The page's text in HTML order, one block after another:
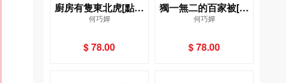
廚房有隻東北虎[點點
故鄉情系列]
何巧嬋
$ 78.00
獨一無二的百家被[點
點故鄉情系列]
何巧嬋
$ 78.00